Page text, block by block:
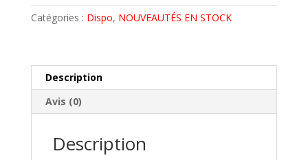
Figurine
TANJIRO
1304
POP
DISPO
r
v
Catégories : Dispo, NOUVEAUTÉS EN STOCK
Description
Avis (0)
Description